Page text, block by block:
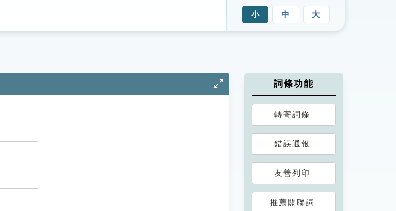
小 中 大
詞條功能
轉寄詞條
錯誤通報
友善列印
推薦關聯詞